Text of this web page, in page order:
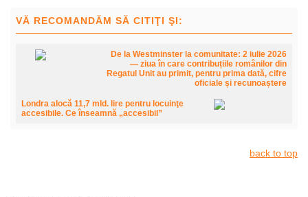
VĂ RECOMANDĂM SĂ CITIŢI ŞI:
De la Westminster la comunitate: 2 iulie 2026
— ziua în care contribuțiile românilor din
Regatul Unit au primit, pentru prima dată, cifre
oficiale și recunoaștere
Londra alocă 11,7 mld. lire pentru locuinţe
accesibile. Ce înseamnă „accesibil”
back to top